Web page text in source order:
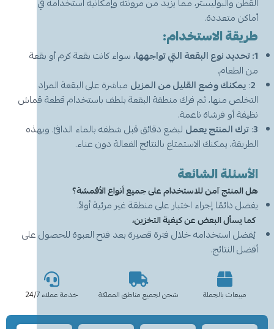
أماكن متعددة.
طريقة الاستخدام:
1: تحديد نوع البقعة التي تواجهها،
سواء كانت بقعة كرم أو بقعة
من الطعام.
2
:يمكنك وضع القليل من المزيل مباشرة على البقعة المراد
التخلص منها، ثم فرك منطقة البقعة بلطف باستخدام قطعة قماش
نظيفة أو فرشاة ناعمة.
3
:ترك المنتج يعمل لبضع دقائق قبل شطفه بالماء الدافئ. وبهذه
الطريقة، يمكنك الاستمتاع بالنتائج الفعالة دون عناء.
الأسئلة الشائعة
هل المنتج آمن للاستخدام على جميع أنواع الأقمشة؟
يفضل دائمًا إجراء اختبار على منطقة غير مرئية أولاً.
كما يسأل البعض عن كيفية التخزين،
يُفضل استخدامه خلال فترة قصيرة بعد فتح العبوة للحصول على
أفضل النتائج.
مبيعات بالجملة شحن لجميع مناطق المملكة خدمة عملاء 24/7